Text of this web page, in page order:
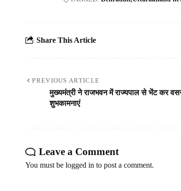
Share This Article
PREVIOUS ARTICLE
मुख्यमंत्री ने राजभवन में राज्यपाल से भेंट कर
शुभकामनाएं
Leave a Comment
You must be logged in to post a comment.